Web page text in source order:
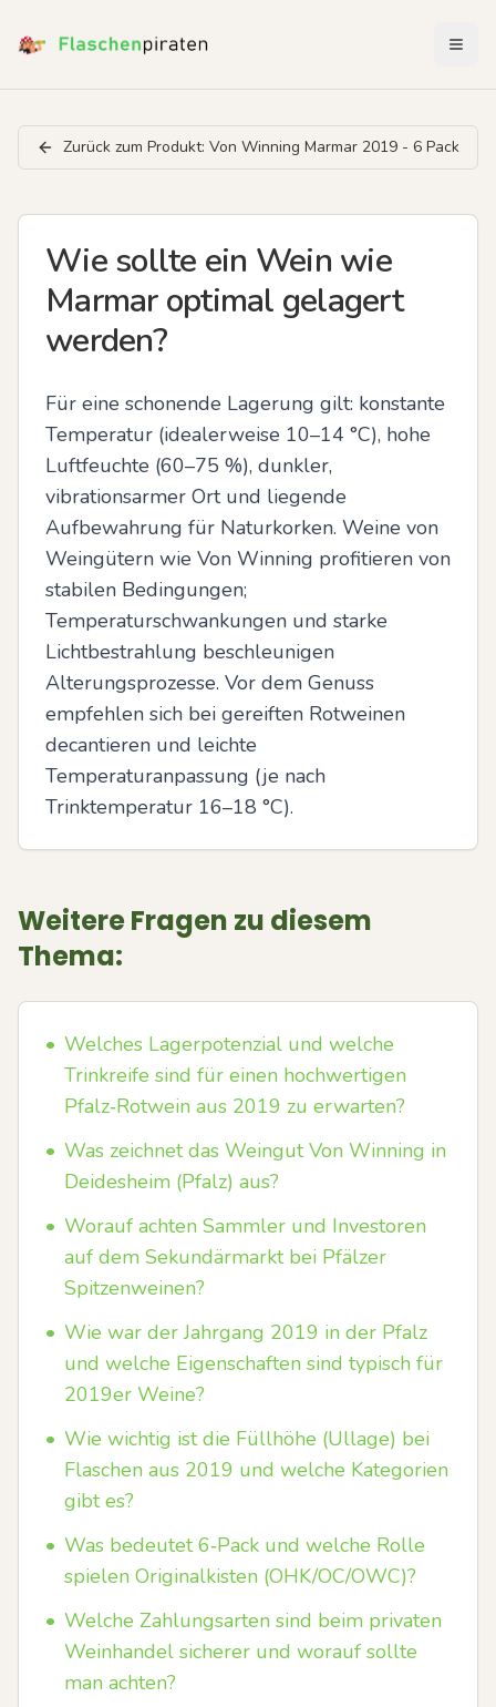
Zurück zum Produkt: Von Winning Marmar 2019 - 6 Pack
Wie sollte ein Wein wie
Marmar optimal gelagert
werden?
Für eine schonende Lagerung gilt: konstante
Temperatur (idealerweise 10–14 °C), hohe
Luftfeuchte (60–75 %), dunkler,
vibrationsarmer Ort und liegende
Aufbewahrung für Naturkorken. Weine von
Weingütern wie Von Winning profitieren von
stabilen Bedingungen;
Temperaturschwankungen und starke
Lichtbestrahlung beschleunigen
Alterungsprozesse. Vor dem Genuss
empfehlen sich bei gereiften Rotweinen
decantieren und leichte
Temperaturanpassung (je nach
Trinktemperatur 16–18 °C).
Weitere Fragen zu diesem
Thema:
• Welches Lagerpotenzial und welche
Trinkreife sind für einen hochwertigen
Pfalz‑Rotwein aus 2019 zu erwarten?
• Was zeichnet das Weingut Von Winning in
Deidesheim (Pfalz) aus?
• Worauf achten Sammler und Investoren
auf dem Sekundärmarkt bei Pfälzer
Spitzenweinen?
• Wie war der Jahrgang 2019 in der Pfalz
und welche Eigenschaften sind typisch für
2019er Weine?
• Wie wichtig ist die Füllhöhe (Ullage) bei
Flaschen aus 2019 und welche Kategorien
gibt es?
• Was bedeutet 6‑Pack und welche Rolle
spielen Originalkisten (OHK/OC/OWC)?
• Welche Zahlungsarten sind beim privaten
Weinhandel sicherer und worauf sollte
man achten?